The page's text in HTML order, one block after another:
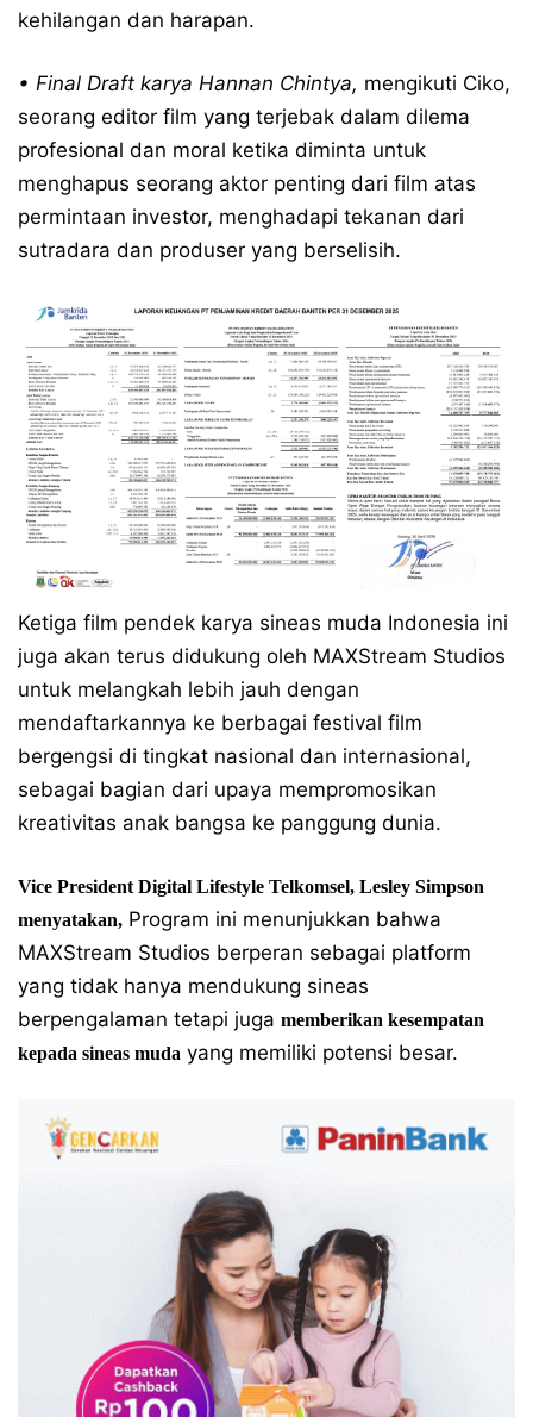
kehilangan dan harapan.
• Final Draft karya Hannan Chintya, mengikuti Ciko,
seorang editor film yang terjebak dalam dilema
profesional dan moral ketika diminta untuk
menghapus seorang aktor penting dari film atas
permintaan investor, menghadapi tekanan dari
sutradara dan produser yang berselisih.
Ketiga film pendek karya sineas muda Indonesia ini
juga akan terus didukung oleh MAXStream Studios
untuk melangkah lebih jauh dengan
mendaftarkannya ke berbagai festival film
bergengsi di tingkat nasional dan internasional,
sebagai bagian dari upaya mempromosikan
kreativitas anak bangsa ke panggung dunia.
Vice President Digital Lifestyle Telkomsel, Lesley Simpson
menyatakan, Program ini menunjukkan bahwa
MAXStream Studios berperan sebagai platform
yang tidak hanya mendukung sineas
berpengalaman tetapi juga memberikan kesempatan
kepada sineas muda yang memiliki potensi besar.